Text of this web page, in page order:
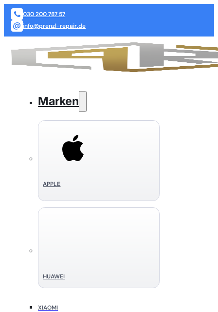
030 200 787 57
info@prenzl-repair.de
Marken
APPLE
HUAWEI
XIAOMI